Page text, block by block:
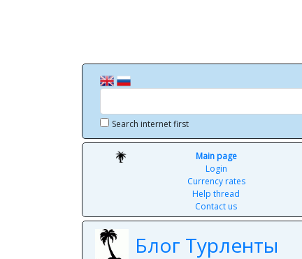
Search internet first
Main page
Login
Currency rates
Help thread
Contact us
Блог Турленты